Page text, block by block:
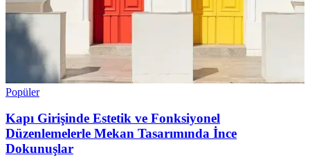
Popüler
Kapı Girişinde Estetik ve Fonksiyonel
Düzenlemelerle Mekan Tasarımında İnce
Dokunuşlar